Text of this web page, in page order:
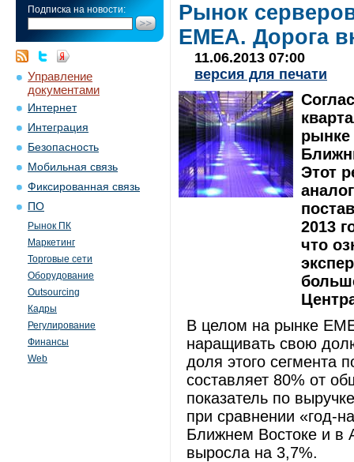
Подписка на новости:
Управление
документами
Интернет
Интеграция
Безопасность
Мобильная связь
Фиксированная связь
ПО
Рынок ПК
Маркетинг
Торговые сети
Оборудование
Outsourcing
Кадры
Регулирование
Финансы
Web
Рынок
EMEA. Дорога
11.06.2013 07:00
версия для печати
рынке
Этот
2013
что
В целом на рынке
наращивать свою
доля этого сегмента
составляет 80% от
показатель по
при сравнении «год-
Ближнем Востоке и в
выросла на 3,7%.